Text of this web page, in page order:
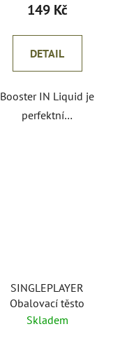
149 Kč
DETAIL
Booster IN Liquid je
perfektní…
SINGLEPLAYER
Obalovací těsto
Skladem